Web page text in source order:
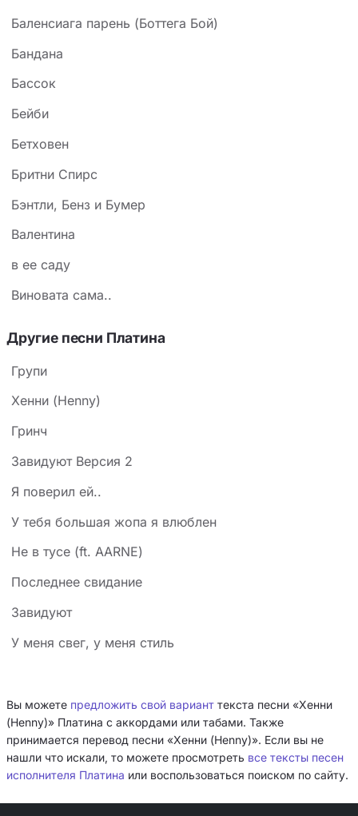
Баленсиага парень (Боттега Бой)
Бандана
Бассок
Бейби
Бетховен
Бритни Спирс
Бэнтли, Бенз и Бумер
Валентина
в ее саду
Виновата сама..
Другие песни Платина
Групи
Хенни (Henny)
Гринч
Завидуют Версия 2
Я поверил ей..
У тебя большая жопа я влюблен
Не в тусе (ft. AARNE)
Последнее свидание
Завидуют
У меня свег, у меня стиль
Вы можете предложить свой вариант текста песни «Хенни
(Henny)» Платина с аккордами или табами. Также
принимается перевод песни «Хенни (Henny)». Если вы не
нашли что искали, то можете просмотреть все тексты песен
исполнителя Платина или воспользоваться поиском по сайту.